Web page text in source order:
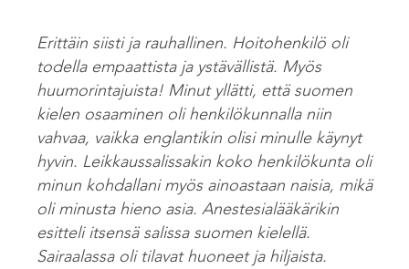
Erittäin siisti ja rauhallinen. Hoitohenkilö oli
todella empaattista ja ystävällistä. Myös
huumorintajuista! Minut yllätti, että suomen
kielen osaaminen oli henkilökunnalla niin
vahvaa, vaikka englantikin olisi minulle käynyt
hyvin. Leikkaussalissakin koko henkilökunta oli
minun kohdallani myös ainoastaan naisia, mikä
oli minusta hieno asia. Anestesialääkärikin
esitteli itsensä salissa suomen kielellä.
Sairaalassa oli tilavat huoneet ja hiljaista.